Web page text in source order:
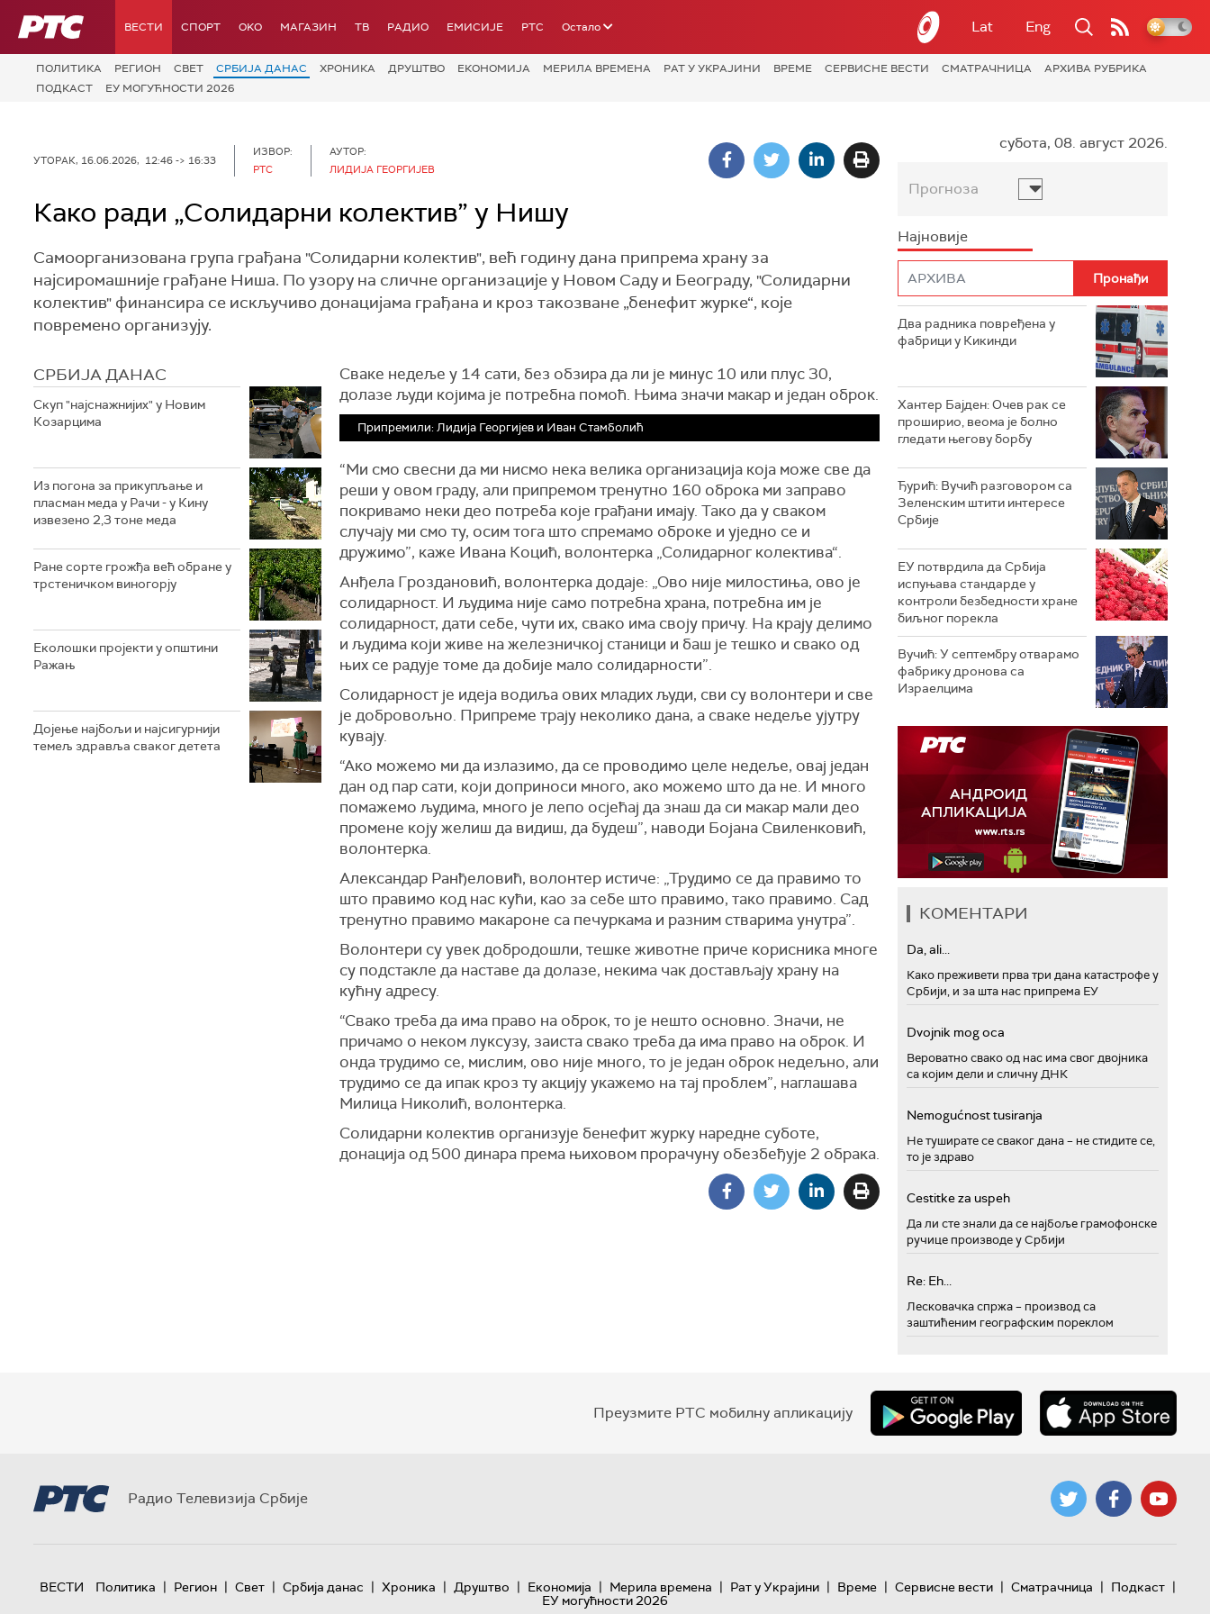
РТС ВЕСТИ СПОРТ OKO МАГАЗИН ТВ РАДИО ЕМИСИЈЕ РТС Остало Lat Eng
ПОЛИТИКА РЕГИОН СВЕТ СРБИЈА ДАНАС ХРОНИКА ДРУШТВО ЕКОНОМИЈА МЕРИЛА ВРЕМЕНА РАТ У УКРАЈИНИ ВРЕМЕ СЕРВИСНЕ ВЕСТИ СМАТРАЧНИЦА
АРХИВА РУБРИКА
ПОДКАСТ
ЕУ МОГУЋНОСТИ 2026
УТОРАК, 16.06.2026, 12:46 -> 16:33
ИЗВОР:
РТС
АУТОР:
ЛИДИЈА ГЕОРГИЈЕВ
Како ради „Солидарни колектив” у Нишу
Самоорганизована група грађана "Солидарни колектив", већ годину дана припрема храну за
најсиромашније грађане Ниша. По узору на сличне организације у Новом Саду и Београду, "Солидарни
колектив" финансира се искључиво донацијама грађана и кроз такозване „бенефит журке“, које
повремено организују.
СРБИЈА ДАНАС
Скуп "најснажнијих" у Новим
Козарцима
Из погона за прикупљање и
пласман меда у Рачи - у Кину
извезено 2,3 тоне меда
Ране сорте грожђа већ обране у
трстеничком виногорју
Eколошки пројекти у општини
Ражањ
Дојење најбољи и најсигурнији
темељ здравља сваког детета
Сваке недеље у 14 сати, без обзира да ли је минус 10 или плус 30,
долазе људи којима је потребна помоћ. Њима значи макар и један оброк.
Припремили: Лидија Георгијев и Иван Стамболић
“Ми смо свесни да ми нисмо нека велика организација која може све да
реши у овом граду, али припремом тренутно 160 оброка ми заправо
покривамо неки део потреба које грађани имају. Тако да у сваком
случају ми смо ту, осим тога што спремамо оброке и уједно се и
дружимо”, каже Ивана Коцић, волонтерка „Солидарног колектива“.
Анђела Гроздановић, волонтерка додаје: „Ово није милостиња, ово је
солидарност. И људима није само потребна храна, потребна им је
солидарност, дати себе, чути их, свако има своју причу. На крају делимо
и људима који живе на железничкој станици и баш је тешко и свако од
њих се радује томе да добије мало солидарности”.
Солидарност је идеја водиља ових младих људи, сви су волонтери и све
је добровољно. Припреме трају неколико дана, а сваке недеље ујутру
кувају.
“Ако можемо ми да излазимо, да се проводимо целе недеље, овај један
дан од пар сати, који доприноси много, ако можемо што да не. И много
помажемо људима, много је лепо осјећај да знаш да си макар мали део
промене коју желиш да видиш, да будеш”, наводи Бојана Свиленковић,
волонтерка.
Александар Ранђеловић, волонтер истиче: „Трудимо се да правимо то
што правимо код нас кући, као за себе што правимо, тако правимо. Сад
тренутно правимо макароне са печуркама и разним стварима унутра”.
Волонтери су увек добродошли, тешке животне приче корисника многе
су подстакле да наставе да долазе, некима чак достављају храну на
кућну адресу.
“Свако треба да има право на оброк, то је нешто основно. Значи, не
причамо о неком луксузу, заиста свако треба да има право на оброк. И
онда трудимо се, мислим, ово није много, то је један оброк недељно, али
трудимо се да ипак кроз ту акцију укажемо на тај проблем”, наглашава
Милица Николић, волонтерка.
Солидарни колектив организује бенефит журку наредне суботе,
донација од 500 динара према њиховом прорачуну обезбеђује 2 обрака.
субота, 08. август 2026.
Прогноза
Најновије
Два радника повређена у
фабрици у Кикинди
Хантер Бајден: Очев рак се
проширио, веома је болно
гледати његову борбу
Ђурић: Вучић разговором са
Зеленским штити интересе
Србије
ЕУ потврдила да Србија
испуњава стандарде у
контроли безбедности хране
биљног порекла
Вучић: У септембру отварамо
фабрику дронова са
Израелцима
КОМЕНТАРИ
Da, ali...
Како преживети прва три дана катастрофе у
Србији, и за шта нас припрема ЕУ
Dvojnik mog oca
Вероватно свако од нас има свог двојника
са којим дели и сличну ДНК
Nemogućnost tusiranja
Не туширате се сваког дана – не стидите се,
то је здраво
Cestitke za uspeh
Да ли сте знали да се најбоље грамофонске
ручице производе у Србији
Re: Eh...
Лесковачка спржа – производ са
заштићеним географским пореклом
Преузмите РТС мобилну апликацију
Радио Телевизија Србије
ВЕСТИ Политика | Регион | Свет | Србија данас | Хроника | Друштво | Економија | Мерила времена | Рат у Украјини | Време | Сервисне вести | Сматрачница | Подкаст |
ЕУ могућности 2026